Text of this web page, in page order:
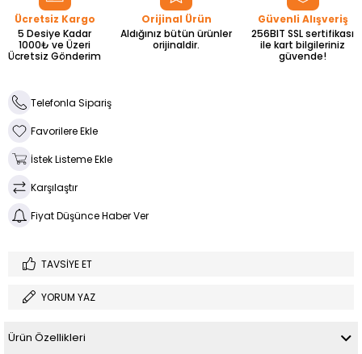
Ücretsiz Kargo
5 Desiye Kadar
1000₺ ve Üzeri
Ücretsiz Gönderim
Orijinal Ürün
Aldığınız bütün ürünler
orijinaldir.
Güvenli Alışveriş
256BIT SSL sertifikası
ile kart bilgileriniz
güvende!
Telefonla Sipariş
Favorilere Ekle
İstek Listeme Ekle
Karşılaştır
Fiyat Düşünce Haber Ver
TAVSIYE ET
YORUM YAZ
Ürün Özellikleri